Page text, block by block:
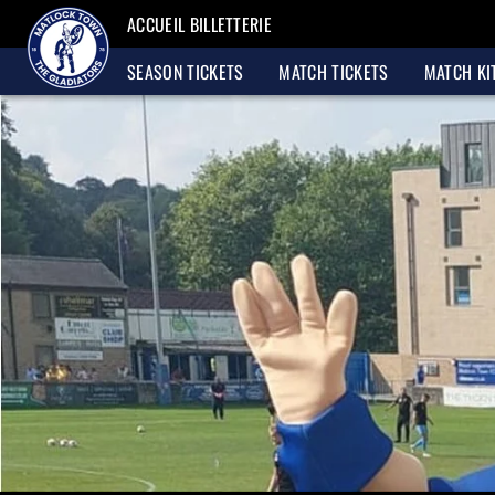
ACCUEIL BILLETTERIE
SEASON TICKETS
MATCH TICKETS MATCH